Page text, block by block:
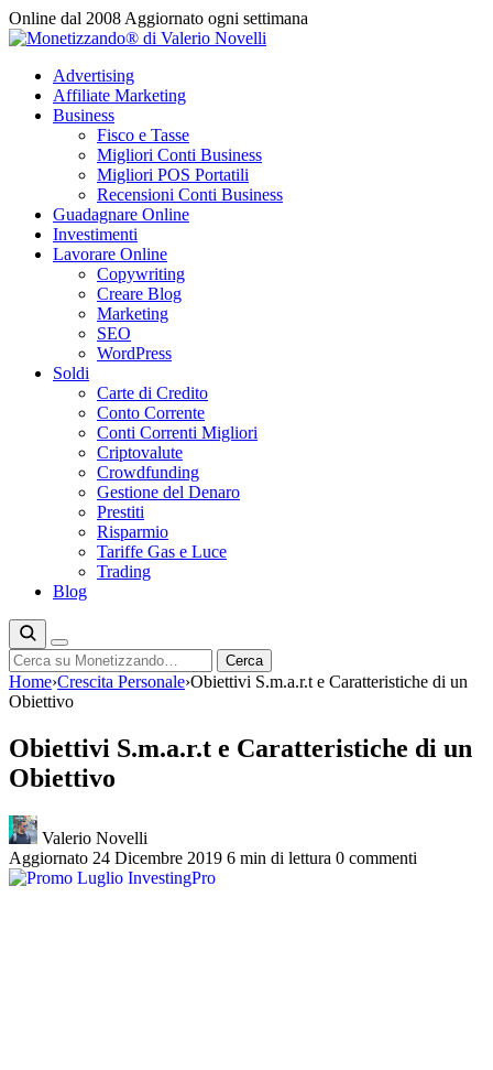
Vai
al
Online dal 2008 Aggiornato ogni settimana
Advertising
Affiliate Marketing
Business
Fisco e Tasse
Migliori Conti Business
Migliori POS Portatili
Recensioni Conti Business
Guadagnare Online
Investimenti
Lavorare Online
Copywriting
Creare Blog
Marketing
SEO
WordPress
Soldi
Carte di Credito
Conto Corrente
Conti Correnti Migliori
Criptovalute
Crowdfunding
Gestione del Denaro
Prestiti
Risparmio
Tariffe Gas e Luce
Trading
Blog
Cerca Cerca
Home›Crescita Personale›Obiettivi S.m.a.r.t e Caratteristiche di un
Obiettivo
Obiettivi S.m.a.r.t e Caratteristiche di un
Obiettivo
Valerio Novelli
Aggiornato 24 Dicembre 2019 6 min di lettura 0 commenti